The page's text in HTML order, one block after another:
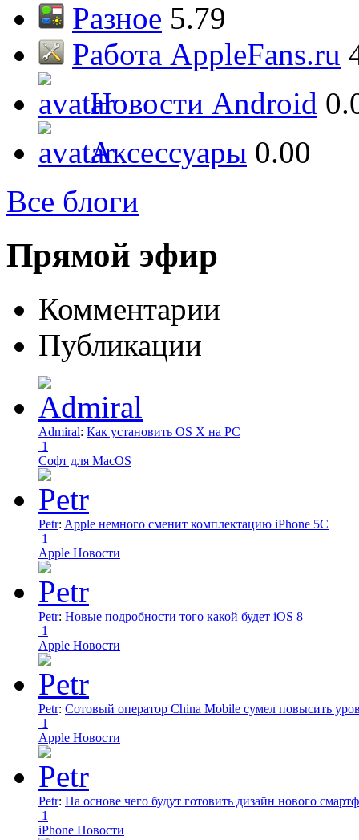
Разное 5.79
Работа AppleFans.ru
Новости Android
Аксессуары 0.00
Все блоги
Прямой эфир
Комментарии
Публикации
Admiral: Как установить OS X на PC
1
Софт для MacOS
Petr: Apple немного сменит комплектацию iPhone 5C
1
Apple Новости
Petr: Новые подробности того какой будет iOS 8
1
Apple Новости
Petr: Сотовый оператор China Mobile сумел повысить
1
Apple Новости
Petr: На основе чего будут готовить дизайн нового
1
iPhone Новости